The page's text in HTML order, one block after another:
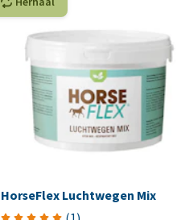
HorseFlex Luchtwegen Mix